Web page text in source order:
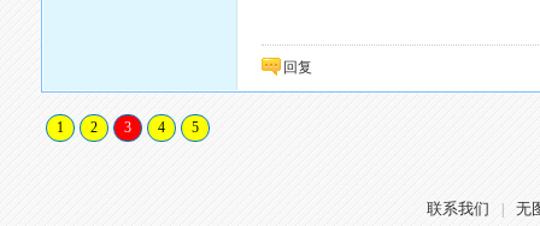
回复
1 2 3 4 5
联系我们 无